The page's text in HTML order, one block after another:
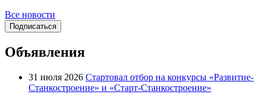
Все новости
Подписаться
Объявления
31 июля 2026 Стартовал отбор на конкурсы «Развитие-
Станкостроение» и «Старт-Станкостроение»